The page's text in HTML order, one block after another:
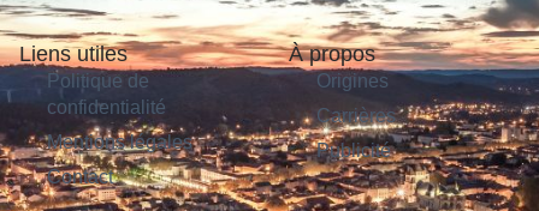
Liens utiles
Politique de
confidentialité
Mentions légales
Contact
À propos
Origines
Carrières
Publicité